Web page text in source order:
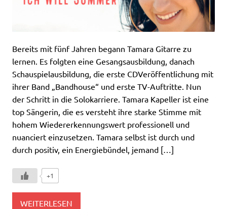
Bereits mit fünf Jahren begann Tamara Gitarre zu
lernen. Es folgten eine Gesangsausbildung, danach
Schauspielausbildung, die erste CDVeröffentlichung mit
ihrer Band „Bandhouse“ und erste TV-Auftritte. Nun
der Schritt in die Solokarriere. Tamara Kapeller ist eine
top Sängerin, die es versteht ihre starke Stimme mit
hohem Wiedererkennungswert professionell und
nuanciert einzusetzen. Tamara selbst ist durch und
durch positiv, ein Energiebündel, jemand […]
+1
WEITERLESEN